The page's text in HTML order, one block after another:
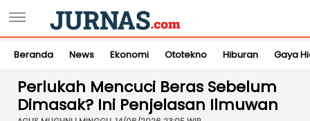
Beranda News Ekonomi Ototekno Hiburan Gaya
Perlukah Mencuci Beras Sebelum
Dimasak? Ini Penjelasan Ilmuwan